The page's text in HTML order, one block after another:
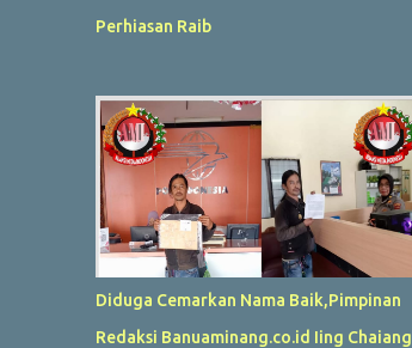
Perhiasan Raib
Diduga Cemarkan Nama Baik,Pimpinan
Redaksi Banuaminang.co.id Iing Chaiang